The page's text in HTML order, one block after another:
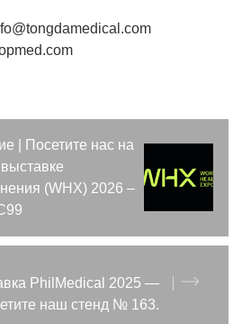
| Посетите нас на
(WHX) 2026 –
PhilMedical 2025 —
наш стенд № 163.